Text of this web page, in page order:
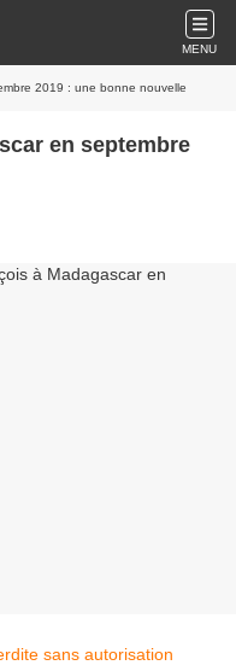
MENU
2019 : une bonne nouvelle
en septembre